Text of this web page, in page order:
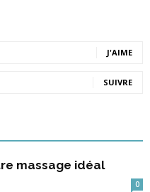
J'AIME
SUIVRE
massage idéal
0